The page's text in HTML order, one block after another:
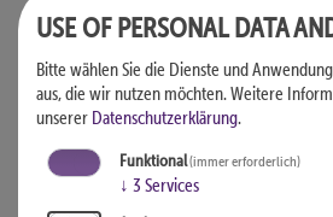
e USE OF PERSONAL DATA
Bitte wählen Sie die Dienste und
aus, die wir nutzen möchten.Weitere
unserer Datenschutzerklärung.
Funktional(immer erforderlich)
↓ 3 Services